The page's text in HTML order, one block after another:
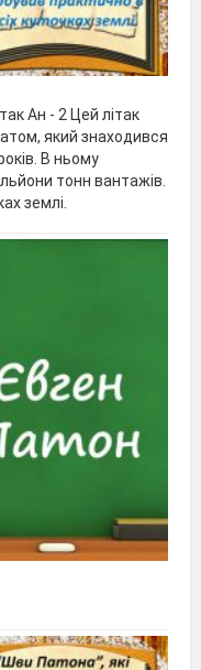
Ан - 2 Цей літак
який знаходився
В ньому
тонн вантажів.
землі.